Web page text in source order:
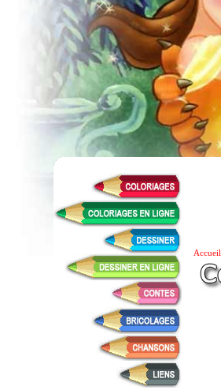
Accueil